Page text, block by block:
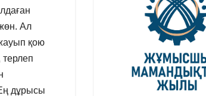
Ал
қою
терлеп
дұрысы